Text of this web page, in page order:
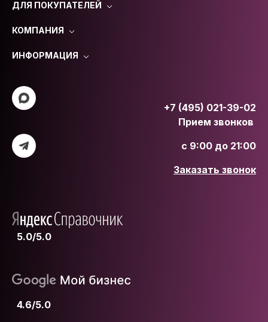
ДЛЯ ПОКУПАТЕЛЕЙ
КОМПАНИЯ
ИНФОРМАЦИЯ
+7 (495) 021-39-02
Прием звонков
с 9:00 до 21:00
Заказать звонок
5.0/5.0
4.6/5.0